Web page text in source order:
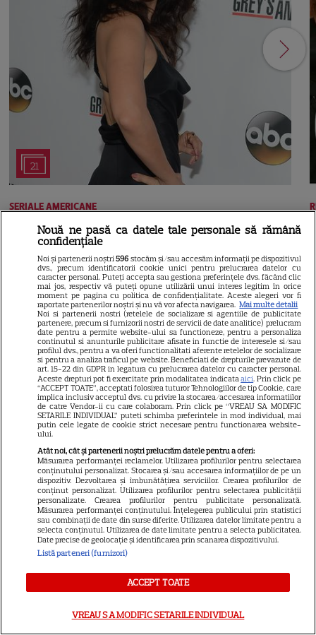
21
SERIALE AMERICANE
Sandra Oh dezvăluie de ce a
plecat din „Anatomia lui Grey”.
Discuția cu Shonda Rhimes
care a schimbat totul pentru
Cristina Yang
ARTICOLE PARTENERI
Horoscop Urania | Previziuni
astrologice pentru perioada 1 –
7 august 2026. Venus va intra
în zodia Balanței
Ulei de perilla – ce este și ce
beneficii are
Nouă ne pasă ca datele tale personale să rămână
confidențiale
Noi și partenerii noștri596 stocăm și/sau accesăm informații pe dispozitivul
dvs., precum identificatorii cookie unici pentru prelucrarea datelor cu
caracter personal. Puteți accepta sau gestiona preferințele dvs. făcând clic
mai jos, respectiv vă puteți opune utilizării unui interes legitim în orice
moment pe pagina cu politica de confidențialitate. Aceste alegeri vor fi
raportate partenerilor noștri și nu vă vor afecta navigarea. Mai multe detalii
Noi si partenerii nostri (retelele de socializare si agentiile de publicitate
partenere, precum si furnizorii nostri de servicii de date analitice) prelucram
date pentru a permite website-ului sa functioneze, pentru a personaliza
continutul si anunturile publicitare afisate in functie de interesele si/sau
profilul dvs., pentru a va oferi functionalitati aferente retelelor de socializare
si pentru a analiza traficul pe website. Beneficiati de drepturile prevazute de
art. 15-22 din GDPR in legatura cu prelucrarea datelor cu caracter personal.
Aceste drepturi pot fi exercitate prin modalitatea indicataaici. Prin click pe
“ACCEPT TOATE”, acceptati folosirea tuturor Tehnologiilor de tip Cookie, care
implica inclusiv acceptul dvs. cu privire la stocarea/accesarea informatiilor
de catre Vendor-ii cu care colaboram. Prin click pe “VREAU SA MODIFIC
SETARILE INDIVIDUAL” puteti schimba preferintele in mod individual, mai
putin cele legate de cookie strict necesare pentru functionarea website-
ului.
Atât noi, cât și partenerii noștri prelucrăm datele pentru a oferi:
Măsurarea performanței reclamelor. Utilizarea profilurilor pentru selectarea
conținutului personalizat. Stocarea și/sau accesarea informațiilor de pe un
dispozitiv. Dezvoltarea și îmbunătățirea serviciilor. Crearea profilurilor de
conținut personalizat. Utilizarea profilurilor pentru selectarea publicității
personalizate. Crearea profilurilor pentru publicitate personalizată.
Măsurarea performanței conținutului. Înțelegerea publicului prin statistici
sau combinații de date din surse diferite. Utilizarea datelor limitate pentru a
selecta conținutul. Utilizarea de date limitate pentru a selecta publicitatea.
Date precise de geolocație și identificarea prin scanarea dispozitivului.
Listă parteneri (furnizori)
ACCEPT TOATE
VREAU SA MODIFIC SETARILE INDIVIDUAL